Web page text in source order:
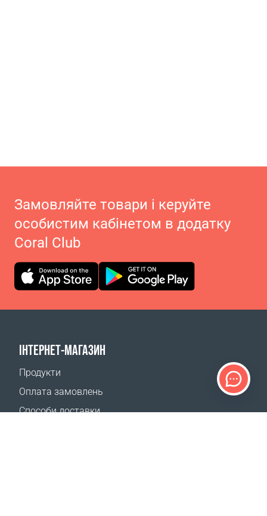
Замовляйте товари і керуйте
особистим кабінетом в додатку
Coral Club
ІНТЕРНЕТ-МАГАЗИН
Продукти
Оплата замовлень
Способи доставки